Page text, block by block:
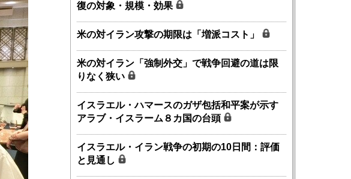
復の対象・規模・効果
米の対イラン攻撃の期限は「増派コスト」
米の対イラン「強制外交」で戦争回避の道は限
りなく狭い
イスラエル・ハマースのガザ包括和平案が示す
アラブ・イスラーム８カ国の台頭
イスラエル・イラン戦争の初期の10日間：評価
と見通し